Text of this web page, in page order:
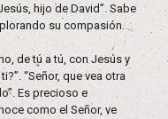
hijo de David”. Sabe
su compasión.
de tú a tú, con Jesús y
“Señor, que vea otra
Es precioso e
como el Señor, ve